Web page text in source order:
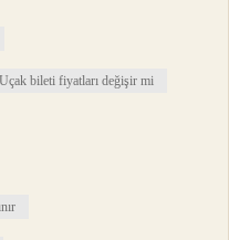
Uçak bileti fiyatları değişir mi